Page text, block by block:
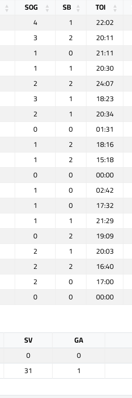
SOG SB TOI
4 1 22:02
3 2 20:11
1 0 21:11
1 1 20:30
2 2 24:07
3 1 18:23
2 1 20:34
0 0 01:31
1 2 18:16
1 2 15:18
0 0 00:00
1 0 02:42
1 0 17:32
1 1 21:29
0 2 19:09
2 1 20:03
2 2 16:40
2 0 17:00
0 0 00:00
SV GA
0 0
31 1